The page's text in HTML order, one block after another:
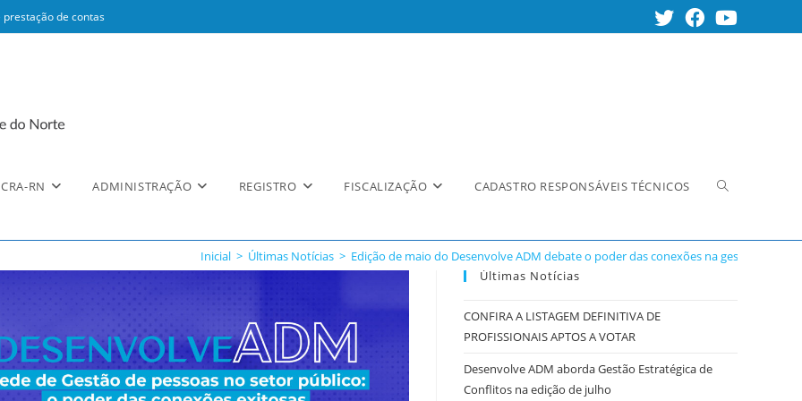
de contas
CRA-RN ADMINISTRAÇÃO REGISTRO FISCALIZAÇÃO CADASTRO RESPONSÁVEIS TÉCNICOS Alternar
Inicial > Últimas Notícias > Edição de maio do Desenvolve ADM debate o poder das conexões na gestão de
Últimas Notícias
CONFIRA A LISTAGEM DEFINITIVA DE
PROFISSIONAIS APTOS A VOTAR
Desenvolve ADM aborda Gestão Estratégica de
Conflitos na edição de julho